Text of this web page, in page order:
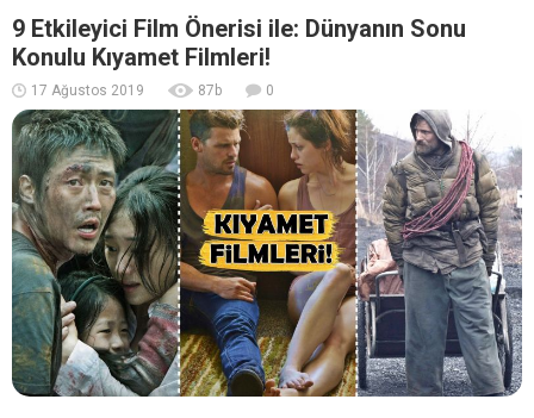
9 Etkileyici Film Önerisi ile: Dünyanın Sonu
Konulu Kıyamet Filmleri!
17 Ağustos 2019 87 b 0